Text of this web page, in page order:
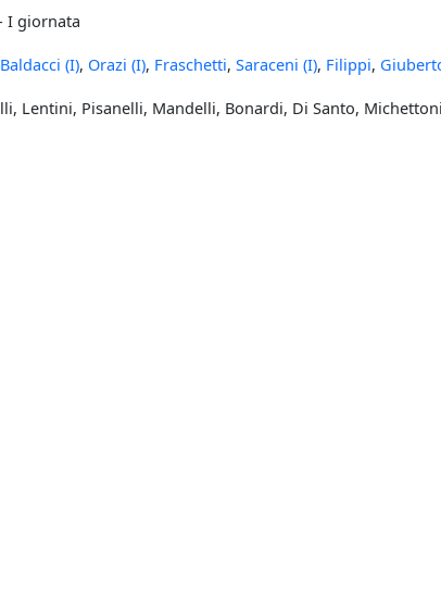
I giornata
Baldacci (I), Orazi (I), Fraschetti, Saraceni (I), Filippi,
Lentini, Pisanelli, Mandelli, Bonardi, Di Santo,